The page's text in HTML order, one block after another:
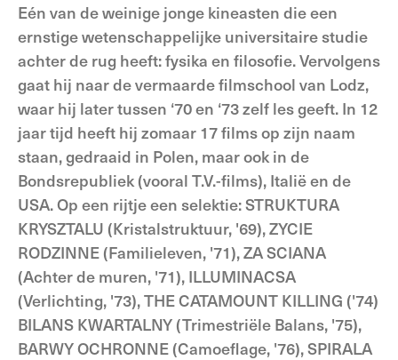
Eén van de weinige jonge kineasten die een
ernstige wetenschappelijke universitaire studie
achter de rug heeft: fysika en filosofie. Vervolgens
gaat hij naar de vermaarde filmschool van Lodz,
waar hij later tussen ‘70 en ‘73 zelf les geeft. In 12
jaar tijd heeft hij zomaar 17 films op zijn naam
staan, gedraaid in Polen, maar ook in de
Bondsrepubliek (vooral T.V.-films), Italië en de
USA. Op een rijtje een selektie: STRUKTURA
KRYSZTALU (Kristalstruktuur, '69), ZYCIE
RODZINNE (Familieleven, '71), ZA SCIANA
(Achter de muren, '71), ILLUMINACSA
(Verlichting, '73), THE CATAMOUNT KILLING ('74)
BILANS KWARTALNY (Trimestriële Balans, '75),
BARWY OCHRONNE (Camoeflage, '76), SPIRALA